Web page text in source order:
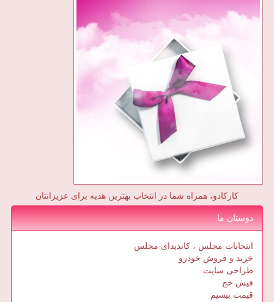
کارکادو، همراه شما در انتخاب بهترین هدیه برای عزیزانتان
دوستان ما
انتخابات مجلس ، کاندیدای مجلس
خرید و فروش خودرو
طراحی سایت
فیش حج
قیمت بیسیم